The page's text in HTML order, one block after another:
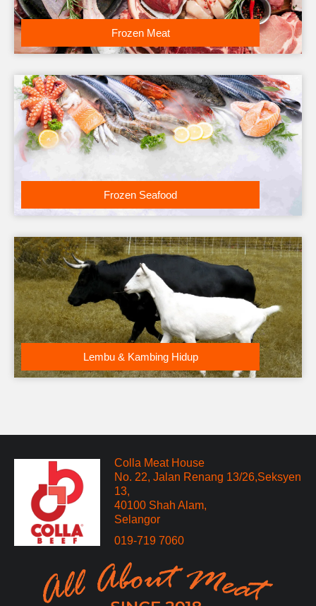
Frozen Meat
Frozen Seafood
Lembu & Kambing Hidup
Colla Meat House
No. 22, Jalan Renang 13/26,Seksyen
13,
40100 Shah Alam,
Selangor
019-719 7060​